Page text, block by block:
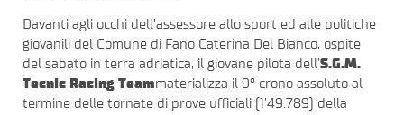
Davanti agli occhi dell’assessore allo sport ed alle politiche
giovanili del Comune di Fano Caterina Del Bianco, ospite
del sabato in terra adriatica, il giovane pilota dell’S.G.M.
Tecnic Racing Teammaterializza il 9° crono assoluto al
termine delle tornate di prove ufficiali (1’49.789) della